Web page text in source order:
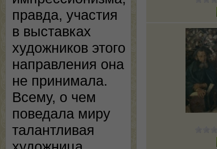
правда, участия
в выставках
художников этого
направления она
не принимала.
Всему, о чем
поведала миру
талантливая